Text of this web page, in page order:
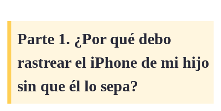
Parte 1. ¿Por qué debo
rastrear el iPhone de mi hijo
sin que él lo sepa?